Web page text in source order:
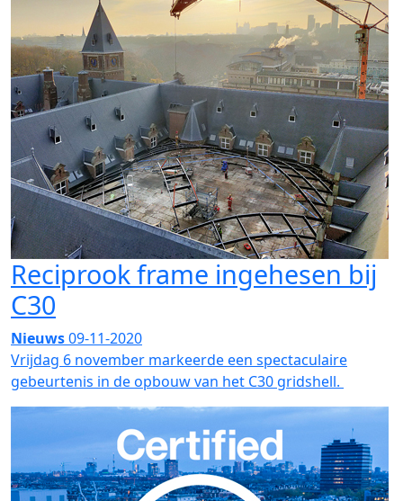
Reciprook frame ingehesen bij
C30
Nieuws09-11-2020
Vrijdag 6 november markeerde een spectaculaire
gebeurtenis in de opbouw van het C30 gridshell.